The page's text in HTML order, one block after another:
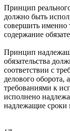
Принцип реального
должно быть
совершить именно
содержание
Принцип
обязательства
соответствии с
делового
требованиями к
исполнено
надлежащие сроки